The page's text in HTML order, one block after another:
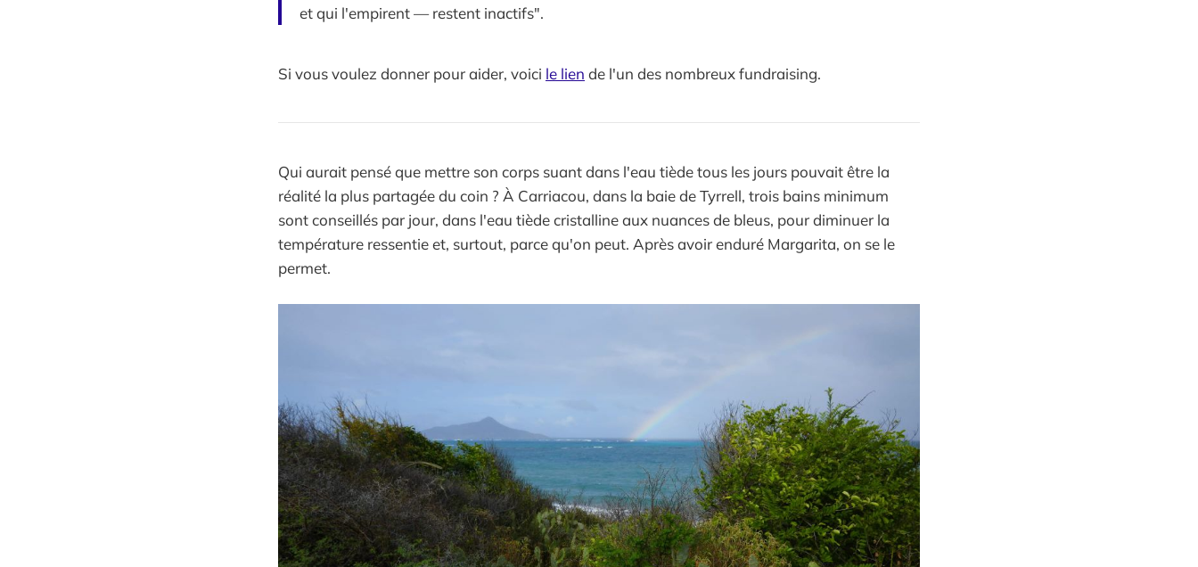
et qui l'empirent — restent inactifs".
Si vous voulez donner pour aider, voici le lien de l'un des nombreux fundraising.
Qui aurait pensé que mettre son corps suant dans l'eau tiède tous les jours pouvait être la
réalité la plus partagée du coin ? À Carriacou, dans la baie de Tyrrell, trois bains minimum
sont conseillés par jour, dans l'eau tiède cristalline aux nuances de bleus, pour diminuer la
température ressentie et, surtout, parce qu'on peut. Après avoir enduré Margarita, on se le
permet.